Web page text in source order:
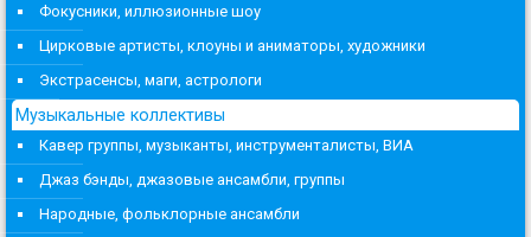
Фокусники, иллюзионные шоу
Цирковые артисты, клоуны и аниматоры, художники
Экстрасенсы, маги, астрологи
Музыкальные коллективы
Кавер группы, музыканты, инструменталисты, ВИА
Джаз бэнды, джазовые ансамбли, группы
Народные, фольклорные ансамбли